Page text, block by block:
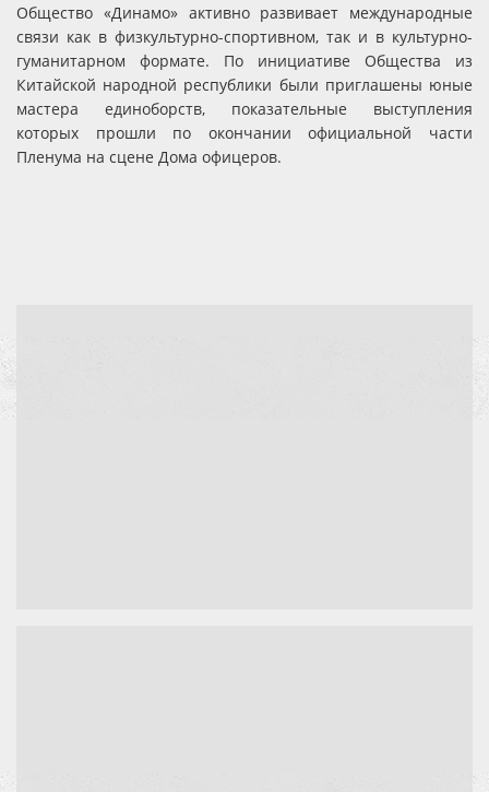
Общество «Динамо» активно развивает международные
связи как в физкультурно-спортивном, так и в культурно-
гуманитарном формате. По инициативе Общества из
Китайской народной республики были приглашены юные
мастера единоборств, показательные выступления
которых прошли по окончании официальной части
Пленума на сцене Дома офицеров.